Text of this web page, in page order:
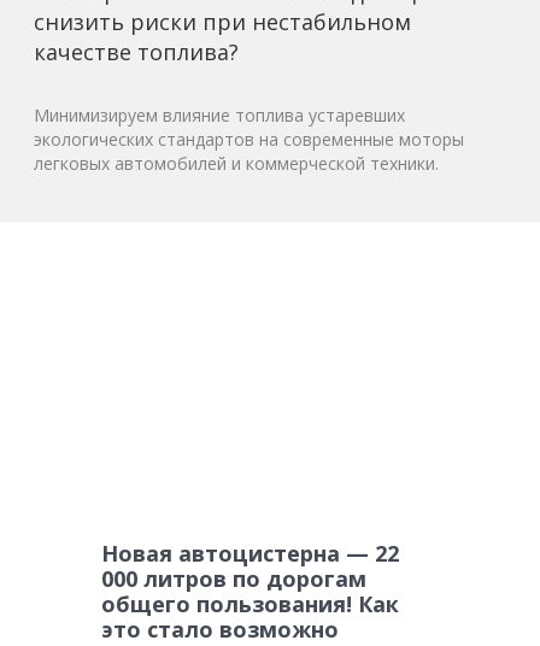
снизить риски при нестабильном
качестве топлива?
Минимизируем влияние топлива устаревших
экологических стандартов на современные моторы
легковых автомобилей и коммерческой техники.
Новая автоцистерна — 22
000 литров по дорогам
общего пользования! Как
это стало возможно